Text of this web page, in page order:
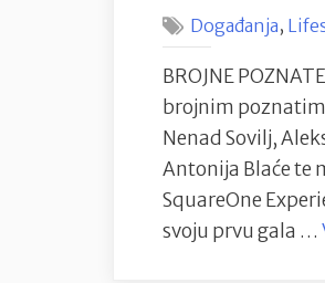
Događanja,
BROJNE
brojnim
Nenad Sovilj,
Antonija Blaće te
SquareOne
svoju prvu gala …